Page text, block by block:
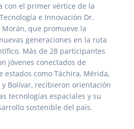
con el primer vértice de la
e Innovación Dr.
que promueve la
generaciones en la ruta
Más de 28 participantes
jóvenes conectados de
estados como Táchira, Mérida,
Bolívar, recibieron orientación
tecnologías espaciales y su
sostenible del país.